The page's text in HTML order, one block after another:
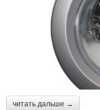
читать дальше →